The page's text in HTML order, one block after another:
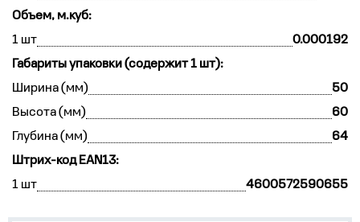
Объем, м.куб:
1 шт
0.000192
Габариты упаковки (содержит 1 шт):
Ширина (мм)
50
Высота (мм)
60
Глубина (мм)
64
Штрих-код EAN13:
1 шт
4600572590655